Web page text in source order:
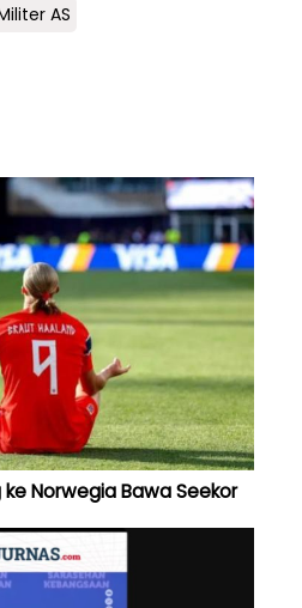
AS
ke Norwegia Bawa Seekor